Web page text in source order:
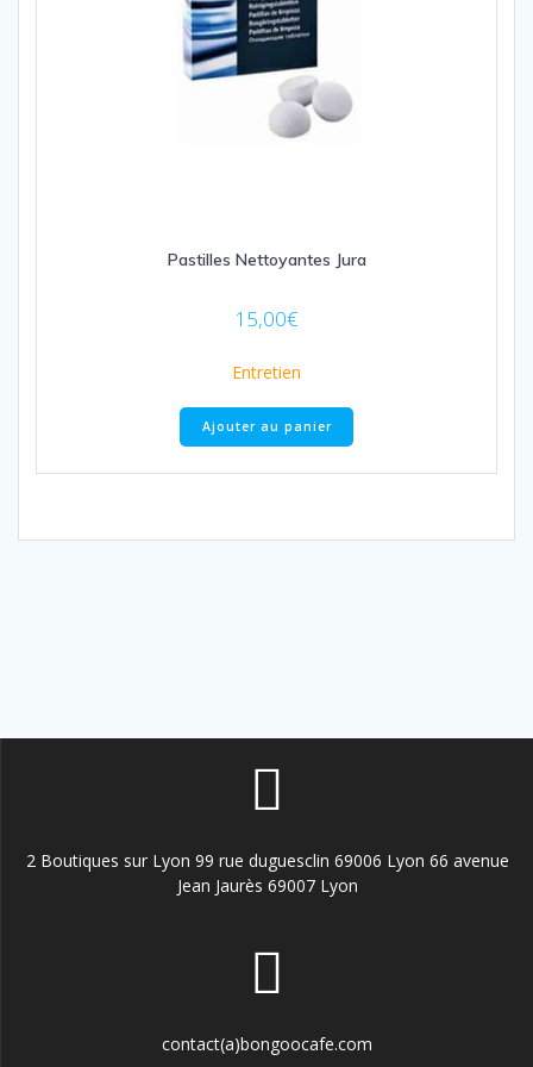
Pastilles Nettoyantes Jura
15,00€
Entretien
Ajouter au panier
2 Boutiques sur Lyon 99 rue duguesclin 69006 Lyon 66 avenue
Jean Jaurès 69007 Lyon
contact(a)bongoocafe.com